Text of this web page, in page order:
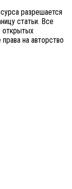
разрешается
статьи. Все
открытых
на авторство